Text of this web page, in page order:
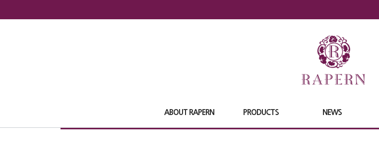
ABOUT RAPERN PRODUCTS NEWS